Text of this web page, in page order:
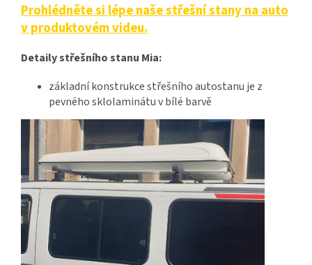
Prohlédněte si lépe naše střešní stany na auto
v produktovém videu.
Detaily střešního stanu Mia:
základní konstrukce střešního autostanu je z
pevného sklolaminátu v bílé barvě